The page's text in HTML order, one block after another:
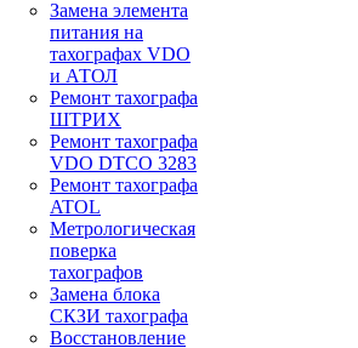
Замена элемента
питания на
тахографах VDO
и АТОЛ
Ремонт тахографа
ШТРИХ
Ремонт тахографа
VDO DTCO 3283
Ремонт тахографа
ATOL
Метрологическая
поверка
тахографов
Замена блока
СКЗИ тахографа
Восстановление